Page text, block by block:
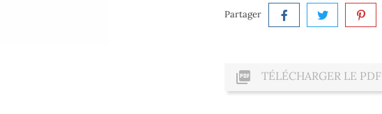
Partager
 TÉLÉCHARGER LE PDF